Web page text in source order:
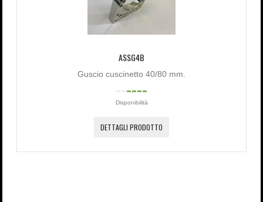
ASSG4B
Guscio cuscinetto 40/80 mm.
Disponibilità
DETTAGLI PRODOTTO